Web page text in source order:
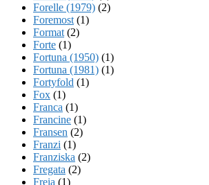
Forelle (1979) (2)
Foremost (1)
Format (2)
Forte (1)
Fortuna (1950) (1)
Fortuna (1981) (1)
Fortyfold (1)
Fox (1)
Franca (1)
Francine (1)
Fransen (2)
Franzi (1)
Franziska (2)
Fregata (2)
Freia (1)